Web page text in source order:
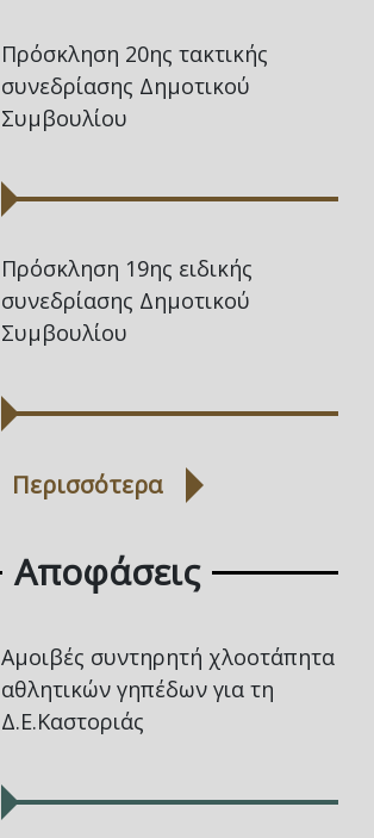
Πρόσκληση 20ης τακτικής
συνεδρίασης Δημοτικού
Συμβουλίου
Πρόσκληση 19ης ειδικής
συνεδρίασης Δημοτικού
Συμβουλίου
Περισσότερα
Αποφάσεις
Αμοιβές συντηρητή χλοοτάπητα
αθλητικών γηπέδων για τη
Δ.Ε.Καστοριάς